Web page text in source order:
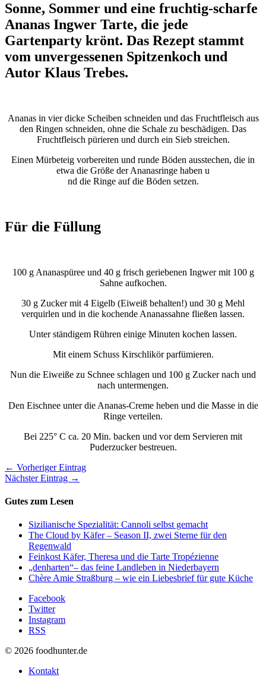
Sonne, Sommer und eine fruchtig-scharfe
Ananas Ingwer Tarte, die jede
Gartenparty krönt. Das Rezept stammt
vom unvergessenen Spitzenkoch und
Autor Klaus Trebes.
Ananas in vier dicke Scheiben schneiden und das Fruchtfleisch aus
den Ringen schneiden, ohne die Schale zu beschädigen. Das
Fruchtfleisch pürieren und durch ein Sieb streichen.
Einen Mürbeteig vorbereiten und runde Böden ausstechen, die in
etwa die Größe der Ananasringe haben u
nd die Ringe auf die Böden setzen.
Für die Füllung
100 g Ananaspüree und 40 g frisch geriebenen Ingwer mit 100 g
Sahne aufkochen.
30 g Zucker mit 4 Eigelb (Eiweiß behalten!) und 30 g Mehl
verquirlen und in die kochende Ananassahne fließen lassen.
Unter ständigem Rühren einige Minuten kochen lassen.
Mit einem Schuss Kirschlikör parfümieren.
Nun die Eiweiße zu Schnee schlagen und 100 g Zucker nach und
nach untermengen.
Den Eischnee unter die Ananas-Creme heben und die Masse in die
Ringe verteilen.
Bei 225° C ca. 20 Min. backen und vor dem Servieren mit
Puderzucker bestreuen.
← Vorheriger Eintrag
Nächster Eintrag →
Gutes zum Lesen
Sizilianische Spezialität: Cannoli selbst gemacht
The Cloud by Käfer – Season II, zwei Sterne für den
Regenwald
Feinkost Käfer, Theresa und die Tarte Tropézienne
„denharten“– das feine Landleben in Niederbayern
Chère Amie Straßburg – wie ein Liebesbrief für gute Küche
Facebook
Twitter
Instagram
RSS
© 2026 foodhunter.de
Kontakt